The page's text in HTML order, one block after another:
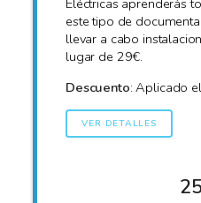
Eléctricas aprenderás
este tipo de
llevar a cabo
lugar de 29€.
Descuento: Aplicado
VER DETALLES